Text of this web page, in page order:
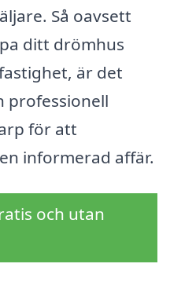
Så oavsett
ditt drömhus
är det
professionell
för att
informerad affär.
och utan